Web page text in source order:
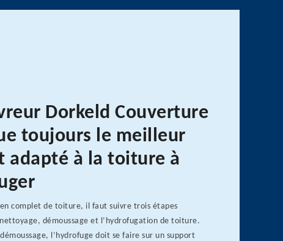
Dorkeld Couverture
toujours le meilleur
adapté à la toiture à
complet de toiture, il faut suivre trois étapes
démoussage et l’hydrofugation de toiture.
l’hydrofuge doit se faire sur un support